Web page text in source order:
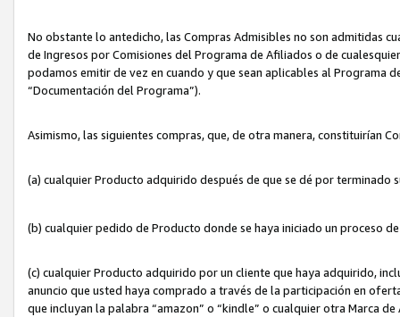
No obstante lo antedicho, las Compras Admisibles no son admitidas
de Ingresos por Comisiones del Programa de Afiliados o de
podamos emitir de vez en cuando y que sean aplicables al Programa
“Documentación del Programa”).
Asimismo, las siguientes compras, que, de otra manera, constituirían
(a) cualquier Producto adquirido después de que se dé por terminado
(b) cualquier pedido de Producto donde se haya iniciado un proceso
(c) cualquier Producto adquirido por un cliente que haya adquirido,
anuncio que usted haya comprado a través de la participación en
que incluyan la palabra “amazon” o “kindle” o cualquier otra Marca